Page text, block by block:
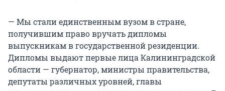
— Мы стали единственным вузом в стране,
получившим право вручать дипломы
выпускникам в государственной резиденции.
Дипломы выдают первые лица Калининградской
области — губернатор, министры правительства,
депутаты различных уровней, главы